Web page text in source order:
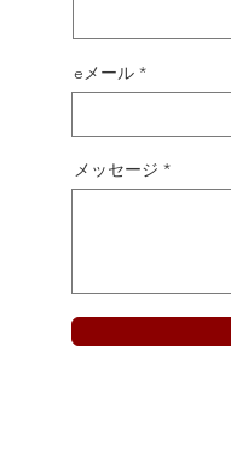
eメール
メッセージ